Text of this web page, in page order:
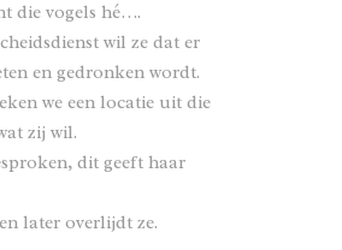
die vogels hé….
wil ze dat er
en gedronken wordt.
we een locatie uit die
zij wil.
dit geeft haar
later overlijdt ze.